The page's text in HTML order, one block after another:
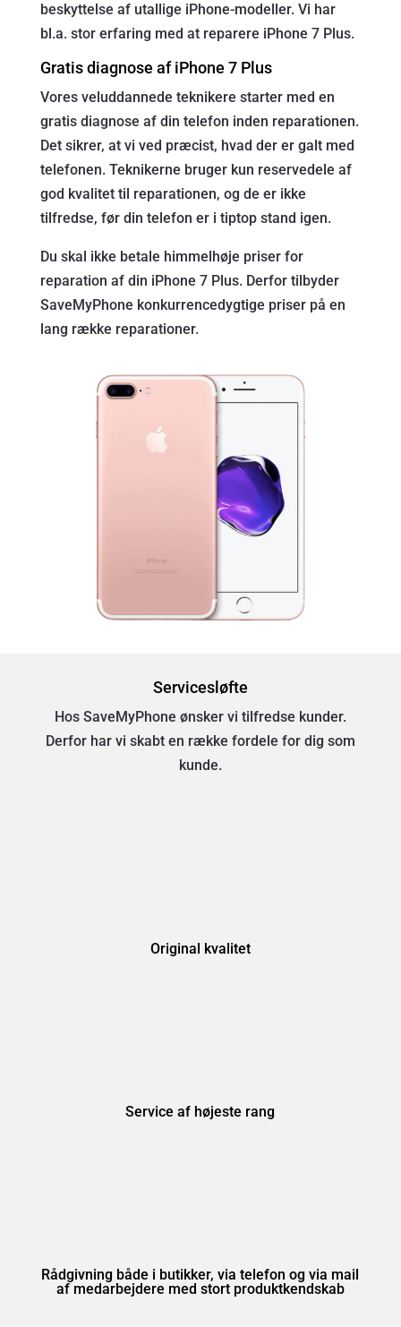
beskyttelse af utallige iPhone-modeller. Vi har
bl.a. stor erfaring med at reparere iPhone 7 Plus.
Gratis diagnose af iPhone 7 Plus
Vores veluddannede teknikere starter med en
gratis diagnose af din telefon inden reparationen.
Det sikrer, at vi ved præcist, hvad der er galt med
telefonen. Teknikerne bruger kun reservedele af
god kvalitet til reparationen, og de er ikke
tilfredse, før din telefon er i tiptop stand igen.
Du skal ikke betale himmelhøje priser for
reparation af din iPhone 7 Plus. Derfor tilbyder
SaveMyPhone konkurrencedygtige priser på en
lang række reparationer.
Servicesløfte
Hos SaveMyPhone ønsker vi tilfredse kunder.
Derfor har vi skabt en række fordele for dig som
kunde.
Original kvalitet
Service af højeste rang
Rådgivning både i butikker, via telefon og via mail
af medarbejdere med stort produktkendskab